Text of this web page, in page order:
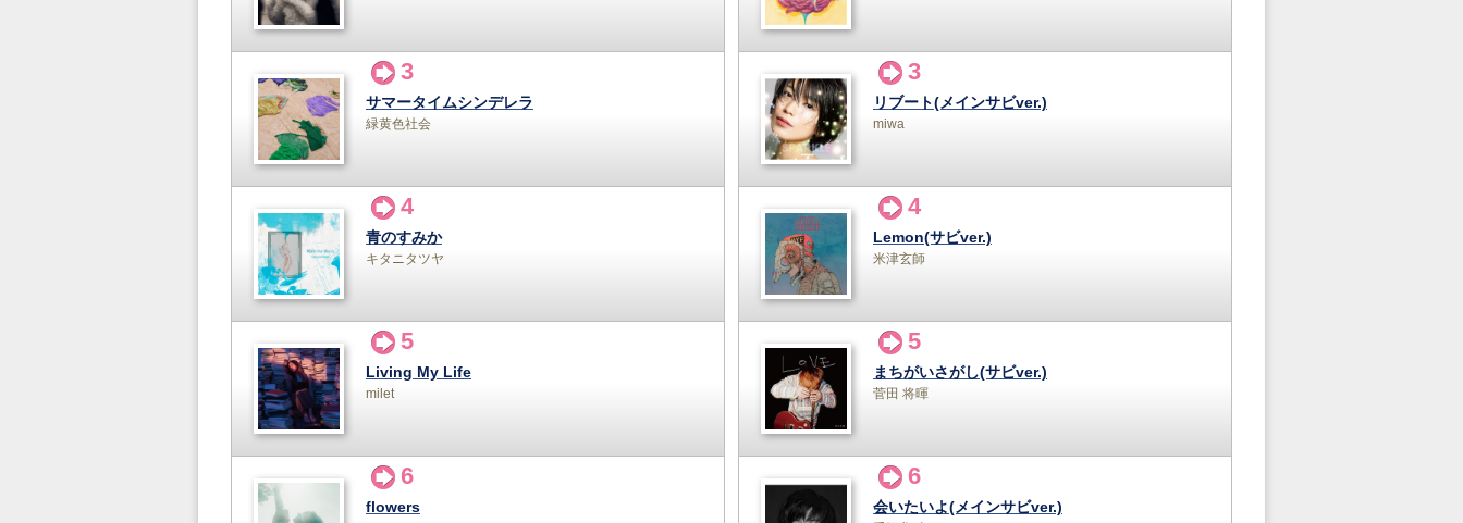
3
サマータイムシンデレラ
緑黄色社会
4
青のすみか
キタニタツヤ
5
Living My Life
milet
6
flowers
3
リブート(メインサビver.)
miwa
4
Lemon(サビver.)
米津玄師
5
まちがいさがし(サビver.)
菅田 将暉
6
会いたいよ(メインサビver.)